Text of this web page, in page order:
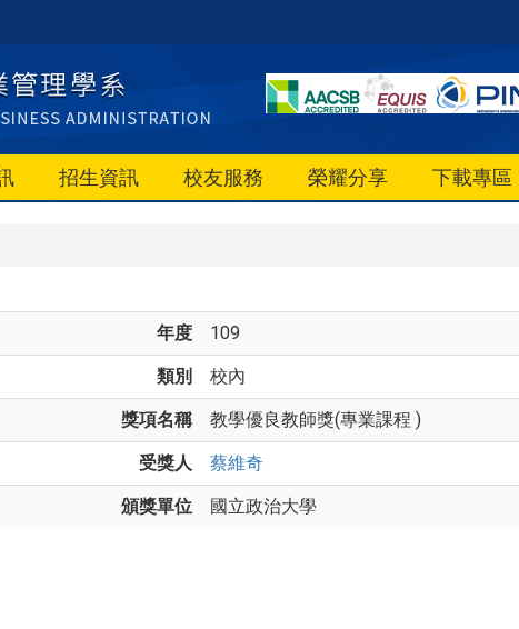
招生資訊 校友服務 榮耀分享 下載專區
年度 109
類別 校內
獎項名稱 教學優良教師獎(專業課程 )
受獎人 蔡維奇
頒獎單位 國立政治大學